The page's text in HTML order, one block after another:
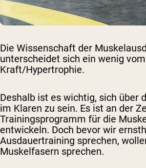
Die Wissenschaft der
unterscheidet sich ein wenig
Kraft/Hypertrophie.
Deshalb ist es wichtig, sich über
im Klaren zu sein. Es ist an der
Trainingsprogramm für die
entwickeln. Doch bevor wir
Ausdauertraining sprechen,
Muskelfasern sprechen.